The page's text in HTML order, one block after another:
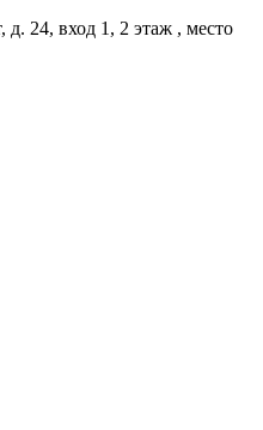
24, вход 1, 2 этаж , место